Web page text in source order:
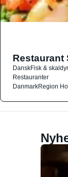
Restaurant
DanskFisk & skaldyr
Restauranter
DanmarkRegion